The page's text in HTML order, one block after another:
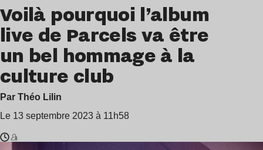
Voilà pourquoi l’album
live de Parcels va être
un bel hommage à la
culture club
Par Théo Lilin
Le 13 septembre 2023 à 11h58